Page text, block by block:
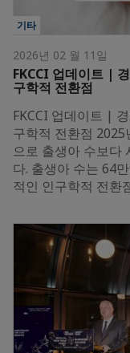
기타
2026년 02 월 11일
FKCCI 업데이트 |
구학적 전환점
FKCCI 업데이트 |
구학적 전환점
으로 출생아 수보다
다. 출생아 수는 64
적인 인구학적 전환